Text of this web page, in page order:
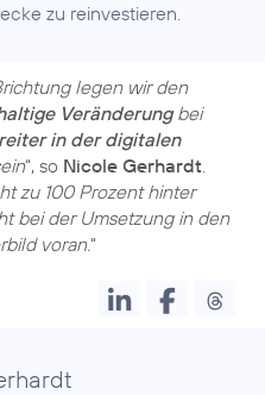
legen wir den
Veränderungbei
in der digitalen
“, so Nicole Gerhardt
zu 100 Prozent hinter
bei der Umsetzung in den
voran.“